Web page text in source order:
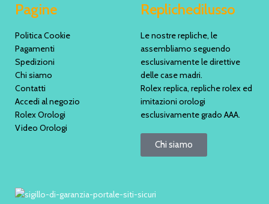
Pagine
Politica Cookie
Pagamenti
Spedizioni
Chi siamo
Contatti
Accedi al negozio
Rolex Orologi
Video Orologi
Replichedilusso
Le nostre repliche, le
assembliamo seguendo
esclusivamente le direttive
delle case madri.
Rolex replica, repliche rolex ed
imitazioni orologi
esclusivamente grado AAA.
Chi siamo